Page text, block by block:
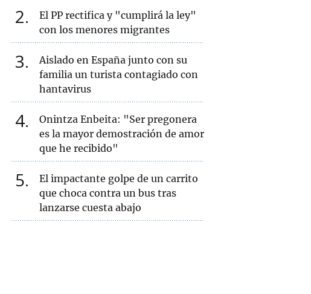
2
El PP rectifica y "cumplirá la ley"
con los menores migrantes
3
Aislado en España junto con su
familia un turista contagiado con
hantavirus
4
Onintza Enbeita: "Ser pregonera
es la mayor demostración de amor
que he recibido"
5
El impactante golpe de un carrito
que choca contra un bus tras
lanzarse cuesta abajo